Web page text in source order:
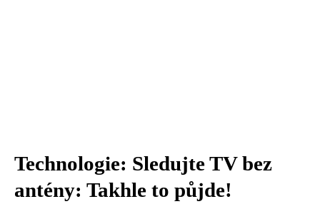
Technologie: Sledujte TV bez
antény: Takhle to půjde!